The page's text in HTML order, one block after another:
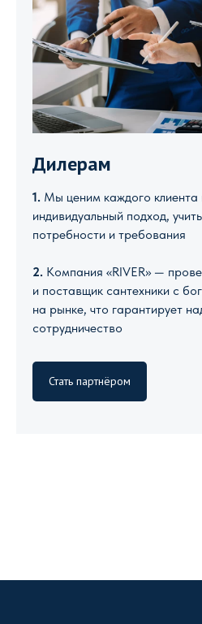
Дилерам
1. Мы ценим каждого клиента
индивидуальный подход,
потребности и требования
2. Компания «RIVER» —
и поставщик сантехники с
на рынке, что гарантирует
сотрудничество
Стать партнёром